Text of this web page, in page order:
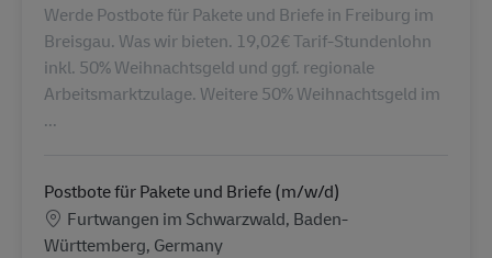
Werde Postbote für Pakete und Briefe in Freiburg im
Breisgau. Was wir bieten. 19,02€ Tarif-Stundenlohn
inkl. 50% Weihnachtsgeld und ggf. regionale
Arbeitsmarktzulage. Weitere 50% Weihnachtsgeld im
...
Postbote für Pakete und Briefe (m/w/d)
Ubicación
Furtwangen im Schwarzwald, Baden-
Württemberg, Germany